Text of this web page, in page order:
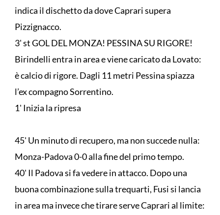
indica il dischetto da dove Caprari supera
Pizzignacco.
3' st GOL DEL MONZA! PESSINA SU RIGORE!
Birindelli entra in area e viene caricato da Lovato:
è calcio di rigore. Dagli 11 metri Pessina spiazza
l’ex compagno Sorrentino.
1' Inizia la ripresa
45' Un minuto di recupero, ma non succede nulla:
Monza-Padova 0-0 alla fine del primo tempo.
40' Il Padova si fa vedere in attacco. Dopo una
buona combinazione sulla trequarti, Fusi si lancia
in area ma invece che tirare serve Caprari al limite: